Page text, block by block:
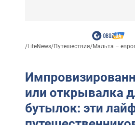
/LiteNews/Путешествия/Мальта –
или открывалка
бутылок: эти